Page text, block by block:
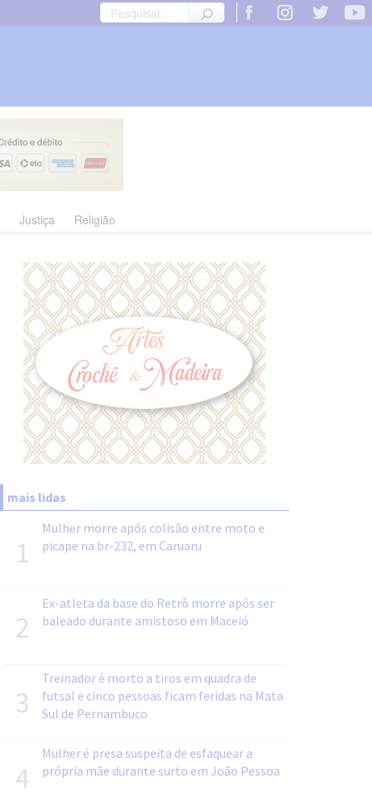
Justiça Religião
mais lidas
1
Mulher morre após colisão entre moto e
picape na br-232, em Caruaru
2
Ex-atleta da base do Retrô morre após ser
baleado durante amistoso em Maceió
3
Treinador é morto a tiros em quadra de
futsal e cinco pessoas ficam feridas na Mata
Sul de Pernambuco
4
Mulher é presa suspeita de esfaquear a
própria mãe durante surto em João Pessoa